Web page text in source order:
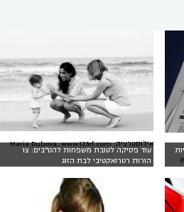
עוד פסיקה לטובת משפחות להט"בים: צו
הורות רטרואקטיבי לבת הזוג
אילוסטרציה: Maria Dubova, www.123rf.com